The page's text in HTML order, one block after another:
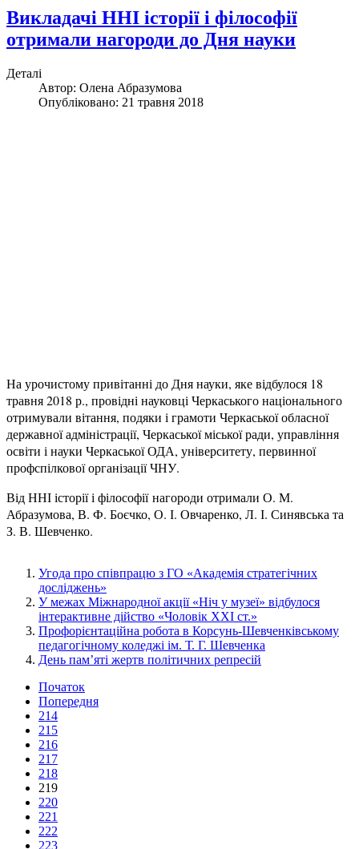
Викладачі ННІ історії і філософії
отримали нагороди до Дня науки
Деталі
Автор: Олена Абразумова
Опубліковано: 21 травня 2018
На урочистому привітанні до Дня науки, яке відбулося 18
травня 2018 р., провідні науковці Черкаського національного
отримували вітання, подяки і грамоти Черкаської обласної
державної адміністрації, Черкаської міської ради, управління
освіти і науки Черкаської ОДА, університету, первинної
профспілкової організації ЧНУ.
Від ННІ історії і філософії нагороди отримали О. М.
Абразумова, В. Ф. Боєчко, О. І. Овчаренко, Л. І. Синявська та
З. В. Шевченко.
Угода про співпрацю з ГО «Академія стратегічних
досліджень»
У межах Міжнародної акції «Ніч у музеї» відбулося
інтерактивне дійство «Чоловік ХХІ ст.»
Профорієнтаційна робота в Корсунь-Шевченківському
педагогічному коледжі ім. Т. Г. Шевченка
День пам’яті жертв політичних репресій
Початок
Попередня
214
215
216
217
218
219
220
221
222
223